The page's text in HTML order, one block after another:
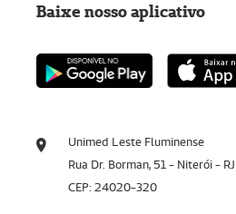
Unimed Leste Fluminense
Rua Dr. Borman, 51 - Niterói - RJ
CEP: 24020-320
Baixe nosso aplicativo